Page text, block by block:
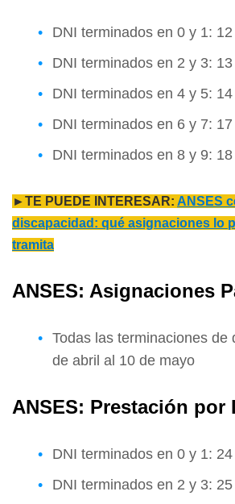
DNI terminados en 0 y 1:
DNI terminados en 2 y 3:
DNI terminados en 4 y 5:
DNI terminados en 6 y 7:
DNI terminados en 8 y 9:
►TE PUEDE INTERESAR: ANSES
discapacidad: qué asignaciones lo
tramita
ANSES: Asignaciones
Todas las terminaciones de
de abril al 10 de mayo
ANSES: Prestación por
DNI terminados en 0 y 1:
DNI terminados en 2 y 3: